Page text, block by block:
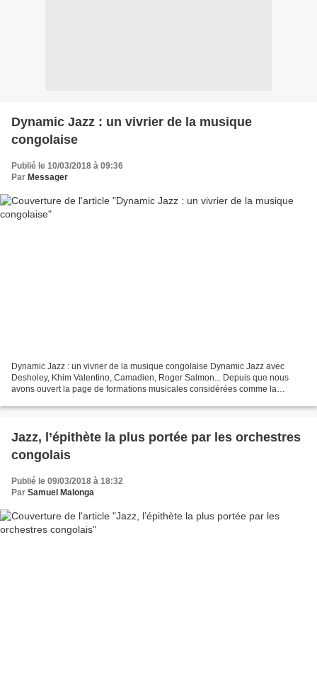
Dynamic Jazz : un vivrier de la musique
congolaise
Publié le 10/03/2018 à 09:36
Par Messager
Dynamic Jazz : un vivrier de la musique congolaise Dynamic Jazz avec
Desholey, Khim Valentino, Camadien, Roger Salmon... Depuis que nous
avons ouvert la page de formations musicales considérées comme la
Jazz, l’épithète la plus portée par les orchestres
congolais
Publié le 09/03/2018 à 18:32
Par Samuel Malonga